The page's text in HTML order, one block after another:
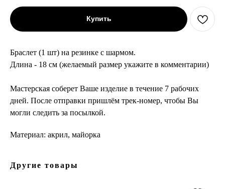
Купить
Браслет (1 шт) на резинке с шармом.
Длина - 18 см (желаемый размер укажите в комментарии)
Мастерская соберет Ваше изделие в течение 7 рабочих
дней. После отправки пришлём трек-номер, чтобы Вы
могли следить за посылкой.
Материал: акрил, майорка
Другие товары